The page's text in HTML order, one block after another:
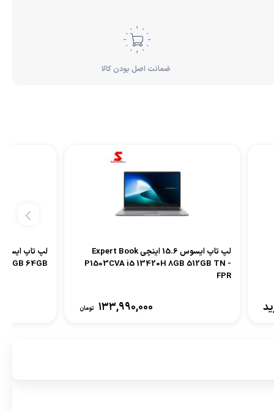
ضمانت اصل بودن کالا
لپ تاپ ایسوس 15.6 اینچی Expert Book
P1503CVA i5 13420H 8GB 512GB TN -
FPR
133,990,000 تومان
4GB 64GB